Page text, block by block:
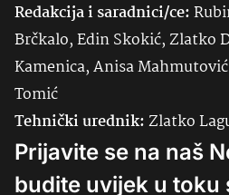
Redakcija i saradnici/ce:
Brčkalo, Edin Skokić, Zlatko
Kamenica, Anisa
Tomić
Tehnički urednik:Zlatko
Prijavite se na naš
budite uvijek u toku